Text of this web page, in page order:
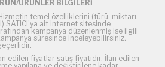
ÜRÜNLER BİLGİLERİ
temel özelliklerini (türü, miktarı,
SATICI’ya ait internet sitesinde
kampanya düzenlenmiş ise ilgili
süresince inceleyebilirsiniz.
edilen fiyatlar satış fiyatıdır. İlan edilen